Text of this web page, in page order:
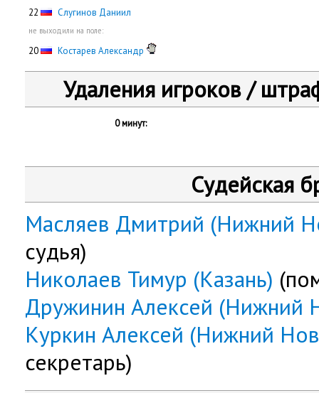
22
Слугинов Даниил
не выходили на поле:
20 Костарев Александр
Удаления игроков /
0 минут:
Судейская
Масляев Дмитрий (Нижний
судья)
Николаев Тимур (Казань)
Дружинин Алексей (Нижний
Куркин Алексей (Нижний
секретарь)